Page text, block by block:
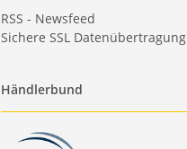
RSS - Newsfeed
Sichere SSL Datenübertragung
Händlerbund